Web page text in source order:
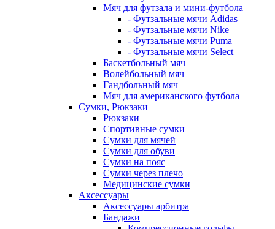
Мяч для футзала и мини-футбола
- Футзальные мячи Adidas
- Футзальные мячи Nike
- Футзальные мячи Puma
- Футзальные мячи Select
Баскетбольный мяч
Волейбольный мяч
Гандбольный мяч
Мяч для американского футбола
Сумки, Рюкзаки
Рюкзаки
Спортивные сумки
Сумки для мячей
Сумки для обуви
Сумки на пояс
Сумки через плечо
Медицинские сумки
Аксессуары
Аксессуары арбитра
Бандажи